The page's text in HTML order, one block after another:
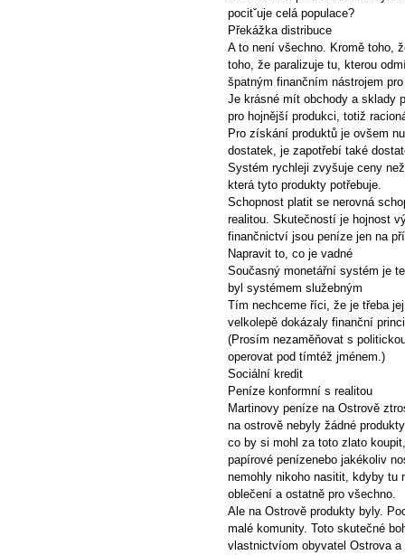
pocitˇuje celá populace?
Překážka distribuce
A to není všechno. Kromě toho,
toho, že paralizuje tu, kterou
špatným finančním nástrojem
Je krásné mít obchody a sklady
pro hojnější produkci, totiž
Pro získání produktů je ovšem
dostatek, je zapotřebí také
Systém rychleji zvyšuje ceny
která tyto produkty potřebuje.
Schopnost platit se nerovná
realitou. Skutečností je hojnost
finančnictví jsou peníze jen na
Napravit to, co je vadné
Současný monetářní systém je
byl systémem služebným
Tím nechceme říci, že je třeba
velkolepě dokázaly finanční
(Prosím nezaměňovat s
operovat pod tímtéž jménem.)
Sociální kredit
Peníze konformní s realitou
Martinovy peníze na Ostrově
na ostrově nebyly žádné
co by si mohl za toto zlato
papírové penízenebo jakékoliv
nemohly nikoho nasitit, kdyby tu
oblečení a ostatně pro všechno.
Ale na Ostrově produkty byly.
malé komunity. Toto skutečné
vlastnictvíom obyvatel Ostrova